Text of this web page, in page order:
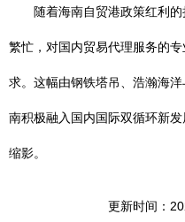
随着海南自贸港政策红利
繁忙，对国内贸易代理服务的
求。这幅由钢铁塔吊、浩瀚海
南积极融入国内国际双循环新
缩影。
更新时间：